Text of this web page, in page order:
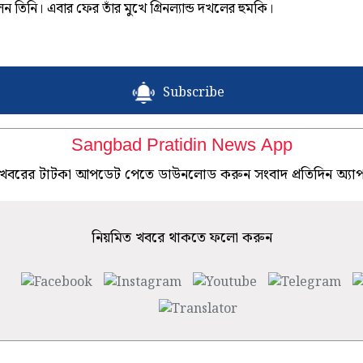
তিনি। এবার ফের তাঁর মুখে গ্রিনল্যান্ড দখলের হুমকি।
Subscribe
Sangbad Pratidin News App
খবরের টাটকা আপডেট পেতে ডাউনলোড করুন সংবাদ প্রতিদিন
নিয়মিত খবরে থাকতে ফলো করুন